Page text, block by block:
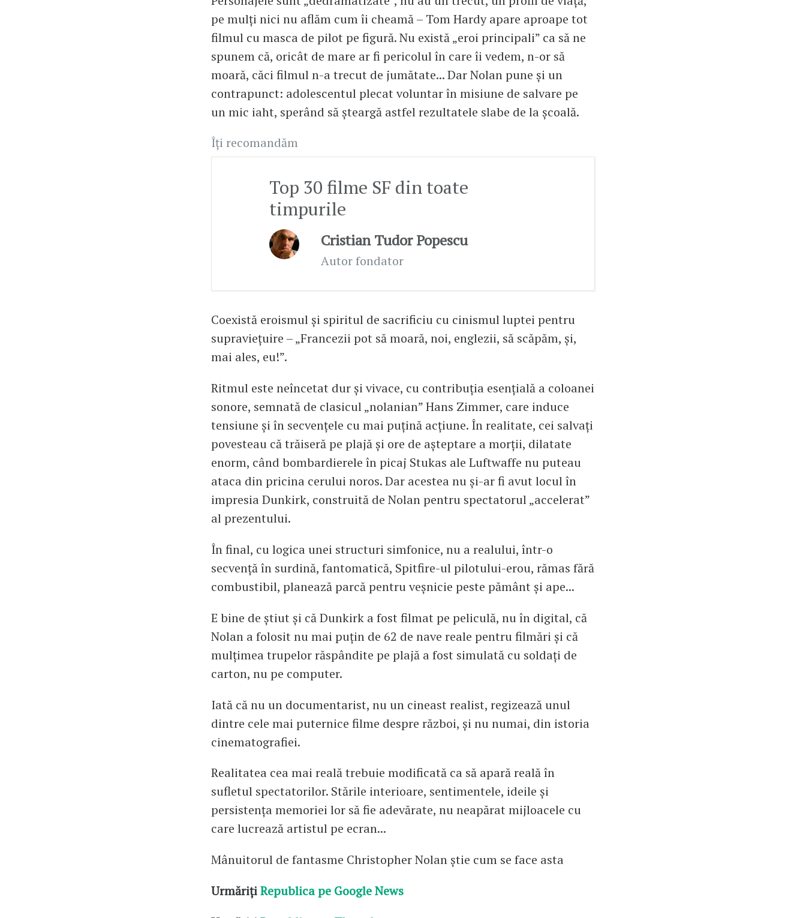
pe mulți nici nu aflăm cum îi cheamă – Tom Hardy apare aproape tot
filmul cu masca de pilot pe figură. Nu există „eroi principali” ca să ne
spunem că, oricât de mare ar fi pericolul în care îi vedem, n-or să
moară, căci filmul n-a trecut de jumătate... Dar Nolan pune și un
contrapunct: adolescentul plecat voluntar în misiune de salvare pe
un mic iaht, sperând să șteargă astfel rezultatele slabe de la școală.
Îți recomandăm
Top 30 filme SF din toate
timpurile
Cristian Tudor Popescu
Autor fondator
Coexistă eroismul și spiritul de sacrificiu cu cinismul luptei pentru
supraviețuire – „Francezii pot să moară, noi, englezii, să scăpăm, și,
mai ales, eu!”.
Ritmul este neîncetat dur și vivace, cu contribuția esențială a coloanei
sonore, semnată de clasicul „nolanian” Hans Zimmer, care induce
tensiune și în secvențele cu mai puțină acțiune. În realitate, cei salvați
povesteau că trăiseră pe plajă și ore de așteptare a morții, dilatate
enorm, când bombardierele în picaj Stukas ale Luftwaffe nu puteau
ataca din pricina cerului noros. Dar acestea nu și-ar fi avut locul în
impresia Dunkirk, construită de Nolan pentru spectatorul „accelerat”
al prezentului.
În final, cu logica unei structuri simfonice, nu a realului, într-o
secvență în surdină, fantomatică, Spitfire-ul pilotului-erou, rămas fără
combustibil, planează parcă pentru veșnicie peste pământ și ape...
E bine de știut și că Dunkirk a fost filmat pe peliculă, nu în digital, că
Nolan a folosit nu mai puțin de 62 de nave reale pentru filmări și că
mulțimea trupelor răspândite pe plajă a fost simulată cu soldați de
carton, nu pe computer.
Iată că nu un documentarist, nu un cineast realist, regizează unul
dintre cele mai puternice filme despre război, și nu numai, din istoria
cinematografiei.
Realitatea cea mai reală trebuie modificată ca să apară reală în
sufletul spectatorilor. Stările interioare, sentimentele, ideile și
persistența memoriei lor să fie adevărate, nu neapărat mijloacele cu
care lucrează artistul pe ecran...
Mânuitorul de fantasme Christopher Nolan știe cum se face asta
UrmărițiRepublica pe Google News